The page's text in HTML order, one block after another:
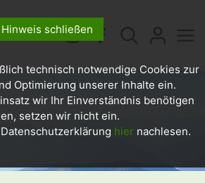
Hinweis schließen
technisch notwendige Cookies zur
Optimierung unserer Inhalte ein.
wir Ihr Einverständnis benötigen
setzen wir nicht ein.
hier nachlesen.